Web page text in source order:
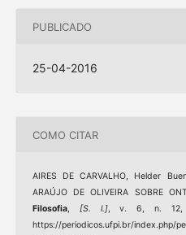
PUBLICADO
25-04-2016
COMO CITAR
AIRES DE CARVALHO, Helder
ARAÚJO DE OLIVEIRA SOBRE
Filosofia, [S. l.], v. 6, n. 12,
https://periodicos.ufpi.br/index.php/